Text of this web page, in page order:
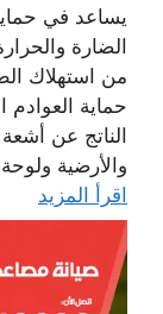
يساعد في
الضارة
من استهلاك
حماية العوادم
الناتج عن
والأرضية
اقرأ المزيد